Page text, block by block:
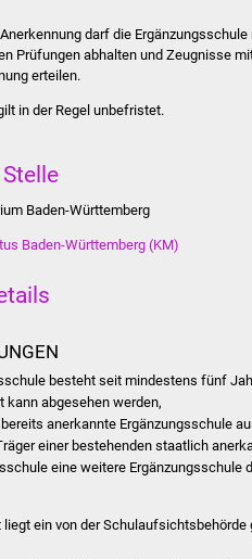
darf die Ergänzungsschule
Prüfungen abhalten und Zeugnisse
erteilen.
in der Regel unbefristet.
Baden-Württemberg
Baden-Württemberg (KM)
besteht seit mindestens fünf
kann abgesehen werden,
anerkannte Ergänzungsschule
einer bestehenden staatlich
eine weitere Ergänzungsschule
liegt ein von der Schulaufsichtsbehörde